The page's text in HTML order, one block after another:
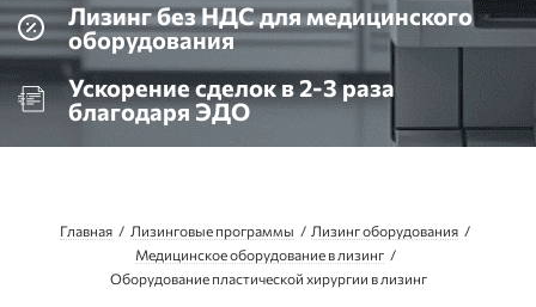
Лизинг без НДС для медицинского
оборудования
Ускорение сделок в 2-3 раза
благодаря ЭДО
Главная Лизинговые программы
Лизинг оборудования
Медицинское оборудование в лизинг
Оборудование пластической хирургии в лизинг